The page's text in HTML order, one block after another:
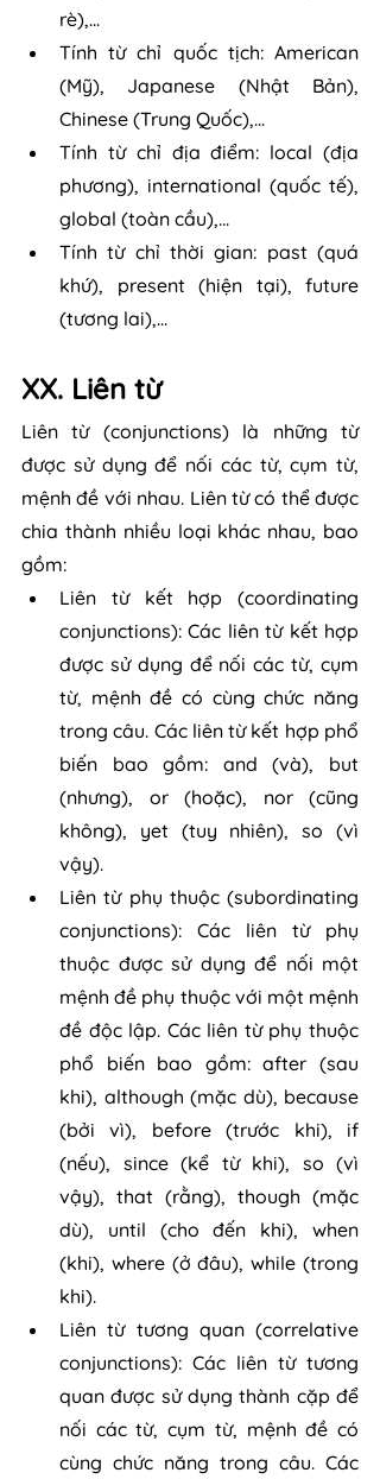
rè),...
Tính từ chỉ quốc tịch: American
(Mỹ), Japanese (Nhật Bản),
Chinese (Trung Quốc),...
Tính từ chỉ địa điểm: local (địa
phương), international (quốc tế),
global (toàn cầu),...
Tính từ chỉ thời gian: past (quá
khứ), present (hiện tại), future
(tương lai),...
XX. Liên từ
Liên từ (conjunctions) là những từ
được sử dụng để nối các từ, cụm từ,
mệnh đề với nhau. Liên từ có thể được
chia thành nhiều loại khác nhau, bao
gồm:
Liên từ kết hợp (coordinating
conjunctions): Các liên từ kết hợp
được sử dụng để nối các từ, cụm
từ, mệnh đề có cùng chức năng
trong câu. Các liên từ kết hợp phổ
biến bao gồm: and (và), but
(nhưng), or (hoặc), nor (cũng
không), yet (tuy nhiên), so (vì
vậy).
Liên từ phụ thuộc (subordinating
conjunctions): Các liên từ phụ
thuộc được sử dụng để nối một
mệnh đề phụ thuộc với một mệnh
đề độc lập. Các liên từ phụ thuộc
phổ biến bao gồm: after (sau
khi), although (mặc dù), because
(bởi vì), before (trước khi), if
(nếu), since (kể từ khi), so (vì
vậy), that (rằng), though (mặc
dù), until (cho đến khi), when
(khi), where (ở đâu), while (trong
khi).
Liên từ tương quan (correlative
conjunctions): Các liên từ tương
quan được sử dụng thành cặp để
nối các từ, cụm từ, mệnh đề có
cùng chức năng trong câu. Các